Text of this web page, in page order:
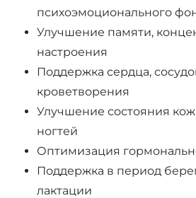
психоэмоционального
Улучшение памяти,
настроения
Поддержка сердца,
кроветворения
Улучшение состояния
ногтей
Оптимизация
Поддержка в период
лактации